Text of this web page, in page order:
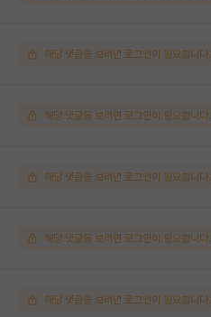
해당 댓글을 보려면 로그인이 필요합니다.
해당 댓글을 보려면 로그인이 필요합니다.
해당 댓글을 보려면 로그인이 필요합니다.
해당 댓글을 보려면 로그인이 필요합니다.
해당 댓글을 보려면 로그인이 필요합니다.